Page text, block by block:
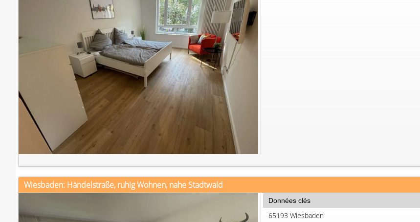
Wiesbaden: Händelstraße, ruhig Wohnen, nahe Stadtwald
Données clés
65193 Wiesbaden